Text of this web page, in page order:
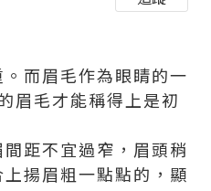
而眉毛作為眼睛的一
眉毛才能稱得上是初
距不宜過窄，眉頭稍
揚眉粗一點點的，顯